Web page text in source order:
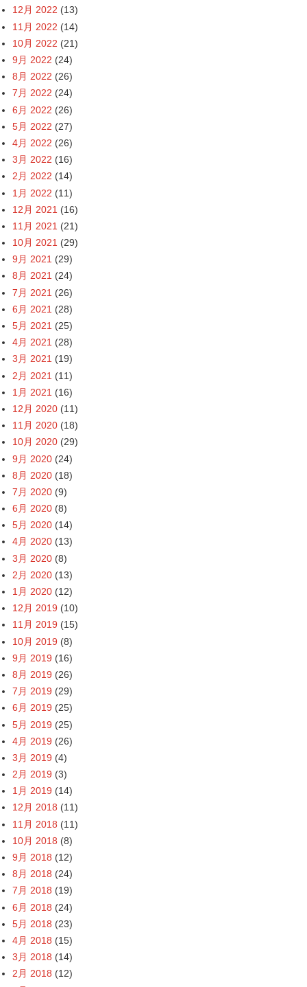
12月 2022 (13)
11月 2022 (14)
10月 2022 (21)
9月 2022 (24)
8月 2022 (26)
7月 2022 (24)
6月 2022 (26)
5月 2022 (27)
4月 2022 (26)
3月 2022 (16)
2月 2022 (14)
1月 2022 (11)
12月 2021 (16)
11月 2021 (21)
10月 2021 (29)
9月 2021 (29)
8月 2021 (24)
7月 2021 (26)
6月 2021 (28)
5月 2021 (25)
4月 2021 (28)
3月 2021 (19)
2月 2021 (11)
1月 2021 (16)
12月 2020 (11)
11月 2020 (18)
10月 2020 (29)
9月 2020 (24)
8月 2020 (18)
7月 2020 (9)
6月 2020 (8)
5月 2020 (14)
4月 2020 (13)
3月 2020 (8)
2月 2020 (13)
1月 2020 (12)
12月 2019 (10)
11月 2019 (15)
10月 2019 (8)
9月 2019 (16)
8月 2019 (26)
7月 2019 (29)
6月 2019 (25)
5月 2019 (25)
4月 2019 (26)
3月 2019 (4)
2月 2019 (3)
1月 2019 (14)
12月 2018 (11)
11月 2018 (11)
10月 2018 (8)
9月 2018 (12)
8月 2018 (24)
7月 2018 (19)
6月 2018 (24)
5月 2018 (23)
4月 2018 (15)
3月 2018 (14)
2月 2018 (12)